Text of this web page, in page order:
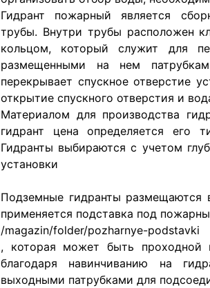
Гидрант пожарный является
трубы. Внутри трубы расположен
кольцом, который служит для
размещенными на нем
перекрывает спускное отверстие
открытие спускного отверстия и
Материалом для производства
гидрант цена определяется его
Гидранты выбираются с учетом
установки
Подземные гидранты размещаются
применяется подставка под
, которая может быть проходной
благодаря навинчиванию на
выходными патрубками для